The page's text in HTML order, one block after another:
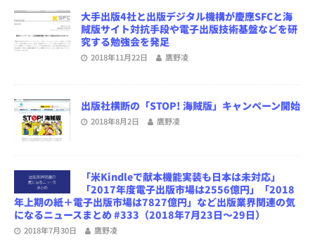
大手出版4社と出版デジタル機構が慶應SFCと海
賊版サイト対抗手段や電子出版技術基盤などを研
究する勉強会を発足
2018年11月22日 鷹野凌
出版社横断の「STOP! 海賊版」キャンペーン開始
2018年8月2日 鷹野凌
「米Kindleで献本機能実装も日本は未対応」
「2017年度電子出版市場は2556億円」「2018
年上期の紙＋電子出版市場は7827億円」など出版業界関連の気
になるニュースまとめ #333（2018年7月23日～29日）
2018年7月30日 鷹野凌